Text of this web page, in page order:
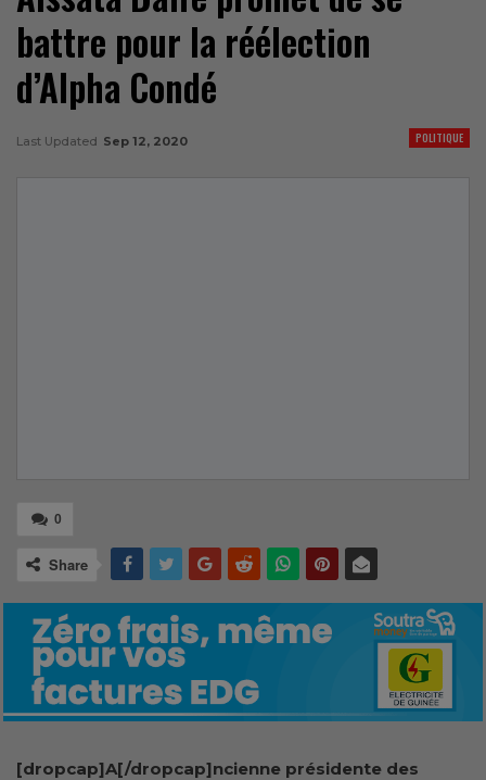
battre pour la réélection
d’Alpha Condé
POLITIQUE
Last Updated Sep 12, 2020
0
Share
[dropcap]A[/dropcap]ncienne présidente des